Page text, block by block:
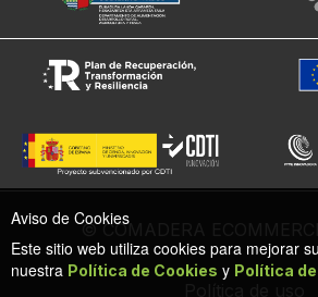
© COMADERA
Aviso de Cookies
Este sitio web utiliza cookies para mejorar
nuestra Política de Cookies y Política de